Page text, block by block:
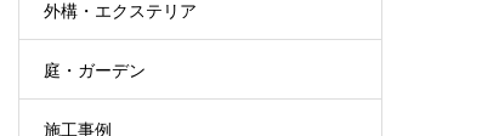
外構・エクステリア
庭・ガーデン
施工事例